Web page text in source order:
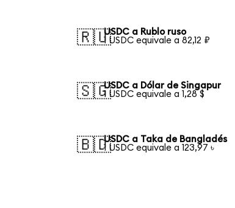
🇷🇺USDC a Rublo ruso
1 USDC equivale a 82,12 ₽
🇸🇬USDC a Dólar de Singapur
1 USDC equivale a 1,28 $
🇧🇩USDC a Taka de Bangladés
1 USDC equivale a 123,97 ৳